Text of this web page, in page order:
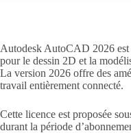
Autodesk AutoCAD 2026 est
pour le dessin 2D et la
La version 2026 offre des
travail entièrement connecté.
Cette licence est proposée
durant la période